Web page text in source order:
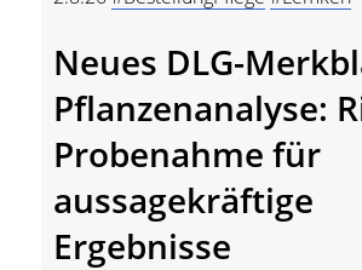
Neues DLG-
Pflanzenanalyse:
Probenahme für
aussagekräftige
Ergebnisse